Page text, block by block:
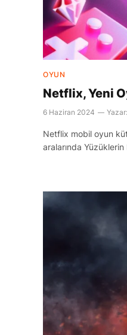
OYUN
Netflix, Yeni
6 Haziran 2024 Yazar:
Netflix mobil oyun
aralarında